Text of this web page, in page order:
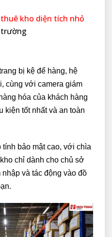
thuê kho diện tích nhỏ
bị kệ để hàng, hệ
cùng với camera giám
hóa của khách hàng
kiện tốt nhất và an toàn
bảo mật cao, với chìa
chỉ dành cho chủ sở
và tác động vào đồ